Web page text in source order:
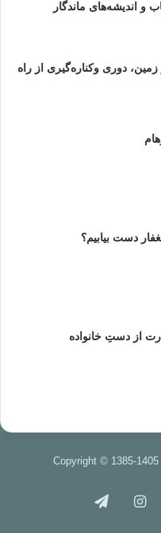
و اندیشه‌های ماندگار
دوری وکناره‌گیری از راه
دست بیابیم؟
از دستِ خانواده
Copyright © 1385-
اینستاگرام